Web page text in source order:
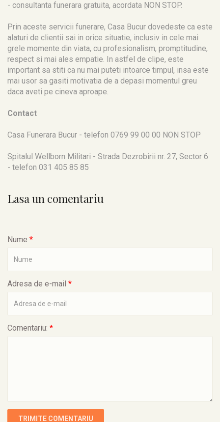
- consultanta funerara gratuita, acordata NON STOP.
Prin aceste servicii funerare, Casa Bucur dovedeste ca este
alaturi de clientii sai in orice situatie, inclusiv in cele mai
grele momente din viata, cu profesionalism, promptitudine,
respect si mai ales empatie. In astfel de clipe, este
important sa stiti ca nu mai puteti intoarce timpul, insa este
mai usor sa gasiti motivatia de a depasi momentul greu
daca aveti pe cineva aproape.
Contact
Casa Funerara Bucur - telefon 0769 99 00 00 NON STOP
Spitalul Wellborn Militari - Strada Dezrobirii nr. 27, Sector 6
- telefon 031 405 85 85
Lasa un comentariu
Nume *
Adresa de e-mail *
Comentariu: *